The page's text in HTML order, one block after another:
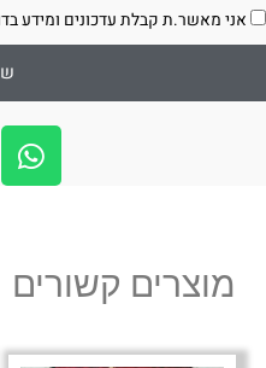
אני מאשר.ת קבלת עדכונים ומידע
W
h
a
a
p
מוצרים קשורים